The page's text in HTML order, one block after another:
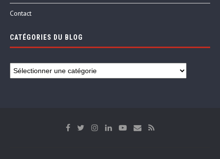
Contact
CATÉGORIES DU BLOG